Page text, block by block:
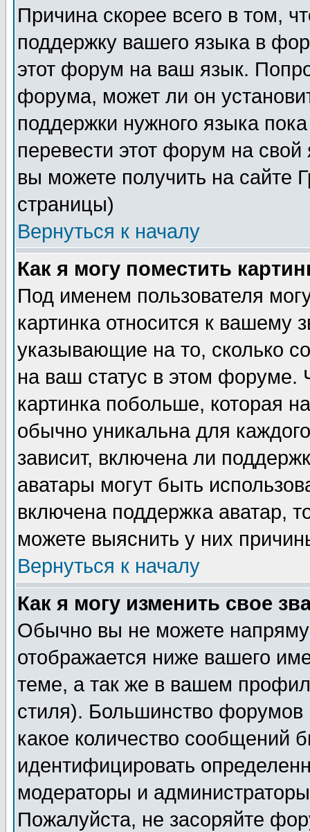
Причина скорее всего в том,
поддержку вашего языка в
этот форум на ваш язык.
форума, может ли он
поддержки нужного языка
перевести этот форум на
вы можете получить на сайте
страницы)
Вернуться к началу
Как я могу поместить
Под именем пользователя
картинка относится к вашему
указывающие на то, сколько
на ваш статус в этом форуме.
картинка побольше, которая
обычно уникальна для
зависит, включена ли
аватары могут быть
включена поддержка аватар,
можете выяснить у них
Вернуться к началу
Как я могу изменить свое
Обычно вы не можете
отображается ниже вашего
теме, а так же в вашем
стиля). Большинство форумов
какое количество сообщений
идентифицировать
модераторы и
Пожалуйста, не засоряйте